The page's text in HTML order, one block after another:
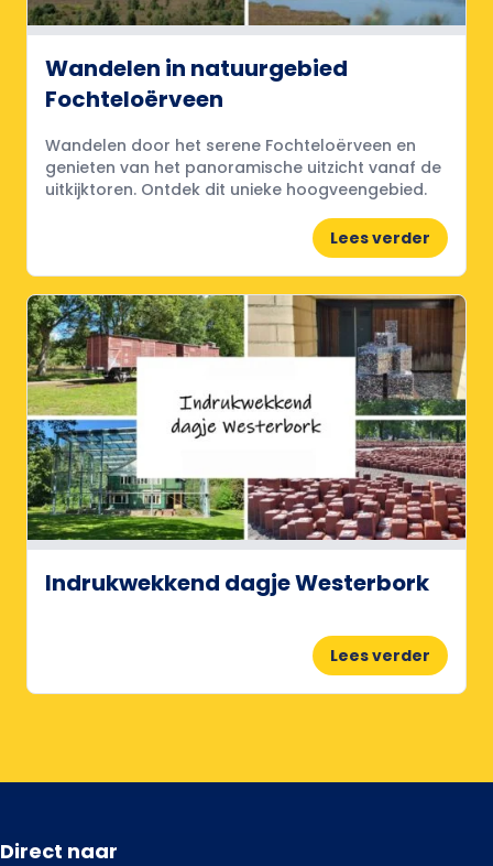
Wandelen in natuurgebied
Fochteloërveen
Wandelen door het serene Fochteloërveen en
genieten van het panoramische uitzicht vanaf de
uitkijktoren. Ontdek dit unieke hoogveengebied.
Lees verder
Indrukwekkend dagje Westerbork
Lees verder
Direct naar